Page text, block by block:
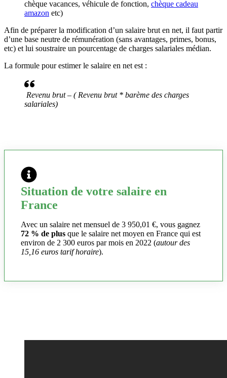
chèque vacances, véhicule de fonction, chèque cadeau
amazon etc)
Afin de préparer la modification d’un salaire brut en net, il faut partir
d’une base neutre de rémunération (sans avantages, primes, bonus,
etc) et lui soustraire un pourcentage de charges salariales médian.
La formule pour estimer le salaire en net est :
Revenu brut – ( Revenu brut * barème des charges
salariales)
Situation de votre salaire en
France
Avec un salaire net mensuel de 3 950,01 €, vous gagnez
72 % de plus que le salaire net moyen en France qui est
environ de 2 300 euros par mois en 2022 (autour des
15,16 euros tarif horaire).